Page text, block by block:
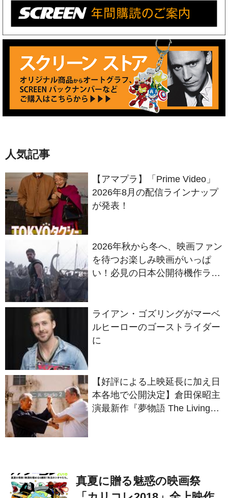
人気記事
【アマプラ】「Prime Video」
2026年8月の配信ラインナップ
が発表！
2026年秋から冬へ、映画ファン
を待つお楽しみ映画がいっぱ
い！必見の日本公開待機作ライ
ライアン・ゴズリングがマーベ
ルヒーローのゴーストライダー
に
【好評による上映延長に加え日
本各地で公開決定】倉田保昭主
演最新作『夢物語 The Living
真夏に贈る魅惑の映画祭